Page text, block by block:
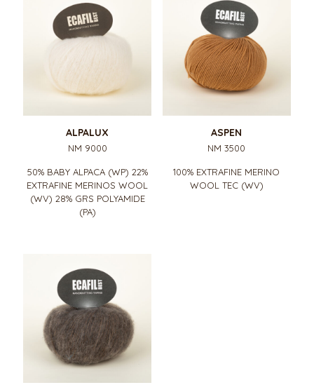
ALPALUX
NM 9000
50% BABY ALPACA (WP) 22%
EXTRAFINE MERINOS WOOL
(WV) 28% GRS POLYAMIDE
(PA)
ASPEN
NM 3500
100% EXTRAFINE MERINO
WOOL TEC (WV)